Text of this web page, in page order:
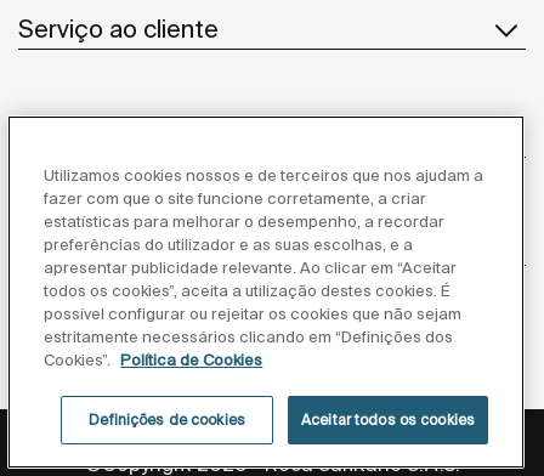
Serviço ao cliente
Inspiração
Siga-nos
Política de privacidade
©Copyright 2026 - Roca Sanitario S.A.U.
Utilizamos cookies nossos e de terceiros que nos ajudam a
fazer com que o site funcione corretamente, a criar
estatísticas para melhorar o desempenho, a recordar
preferências do utilizador e as suas escolhas, e a
apresentar publicidade relevante. Ao clicar em “Aceitar
todos os cookies”, aceita a utilização destes cookies. É
possível configurar ou rejeitar os cookies que não sejam
estritamente necessários clicando em “Definições dos
Cookies”.
Política de Cookies
Definições de cookies Aceitar todos os cookies